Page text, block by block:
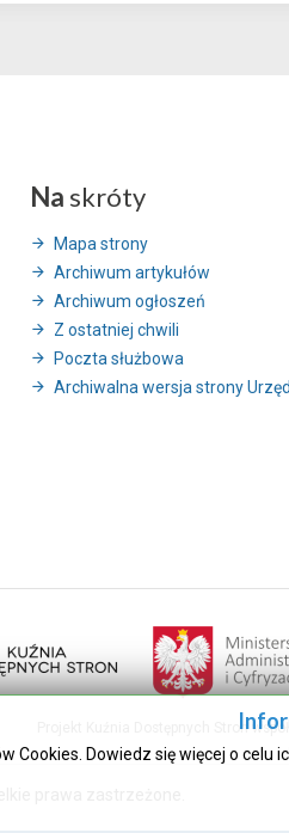
Na skróty
Mapa strony
Archiwum artykułów
Archiwum ogłoszeń
Z ostatniej chwili
Poczta służbowa
Archiwalna wersja strony
Projekt Kuźnia Dostępnych Stron
Cookies. Dowiedz się więcej o